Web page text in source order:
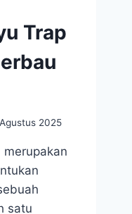
Trap
2025
merupakan
satu